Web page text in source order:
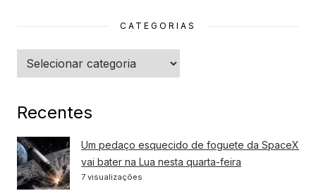
CATEGORIAS
Categorias
Recentes
Um pedaço esquecido de foguete da SpaceX
vai bater na Lua nesta quarta-feira
7 visualizações